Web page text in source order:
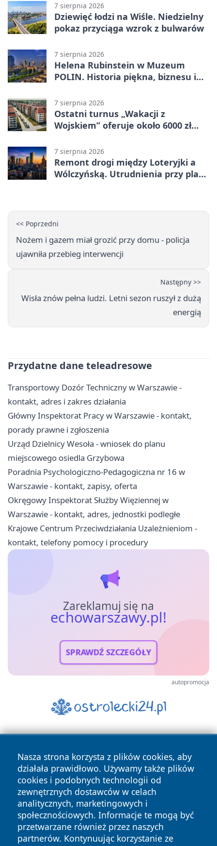
7 sierpnia 2026
Dziewięć łodzi na Wiśle. Niedzielny
pokaz przyciąga wzrok z bulwarów
7 sierpnia 2026
Helena Rubinstein w Muzeum
POLIN. Historia piękna, biznesu i
7 sierpnia 2026
Ostatni turnus „Wakacji z
Wojskiem” oferuje około 6000 zł
7 sierpnia 2026
Remont drogi między Loteryjki a
Wólczyńską. Utrudnienia przy placu
<< Poprzedni
Nożem i gazem miał grozić przy domu - policja
ujawniła przebieg interwencji
Następny >>
Wisła znów pełna ludzi. Letni sezon ruszył z dużą
energią
Przydatne dane teleadresowe
Transportowy Dozór Techniczny w Warszawie -
kontakt, adres i zakres działania
Główny Inspektorat Pracy w Warszawie - kontakt,
porady prawne i zgłoszenia
Urząd Dzielnicy Wesoła - wniosek do planu
miejscowego osiedla Grzybowa
Poradnia Psychologiczno-Pedagogiczna nr 16 w
Warszawie - kontakt, zapisy, oferta
Okręgowy Inspektorat Służby Więziennej w
Warszawie - kontakt, adres, jednostki podległe
Krajowe Centrum Przeciwdziałania Uzależnieniom -
kontakt, telefony pomocy i procedury
Zareklamuj się na
echowarszawy.pl!
SPRAWDŹ SZCZEGÓŁY
autopromocja
Nasza strona korzysta z plików cookies, aby
działała prawidłowo. Używamy także plików
cookies i podobnych technologii od
zewnętrznych dostawców w celach
analitycznych, marketingowych i
społecznościowych. Informacje te mogą być
przetwarzane również przez naszych
partnerów. Kontynuując korzystanie ze
Copyright © 2026 echowarszawy.pl Wszystkie prawa
zastrzeżone.
Polityka
Polityka